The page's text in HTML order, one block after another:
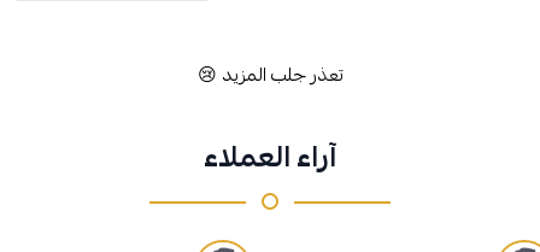
تعذر جلب المزيد 😢
آراء العملاء